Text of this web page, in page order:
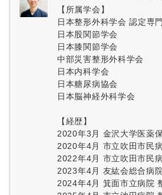
【所属学会】
日本整形外科学会 認定専
日本股関節学会
日本膝関節学会
中部災害整形外科学会
日本内科学会
日本糖尿病協会
日本脳神経外科学会
【経歴】
2020年3月 金沢大学医薬
2020年4月 市立吹田市民
2022年4月 市立吹田市民
2023年4月 友紘会総合病
2024年4月 箕面市立病院